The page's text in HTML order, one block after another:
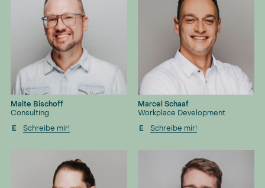
Malte Bischoff
Consulting
E
Schreibe mir!
Marcel Schaaf
Workplace Development
E
Schreibe mir!